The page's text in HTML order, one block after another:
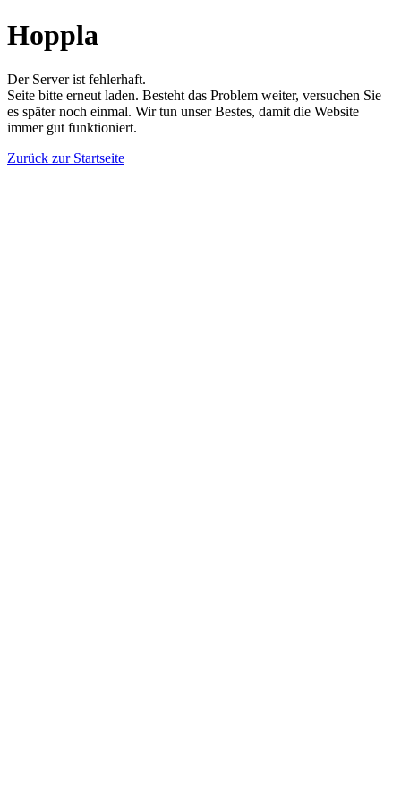
Hoppla
Der Server ist fehlerhaft.
Seite bitte erneut laden. Besteht das Problem weiter, versuchen Sie
es später noch einmal. Wir tun unser Bestes, damit die Website
immer gut funktioniert.
Zurück zur Startseite